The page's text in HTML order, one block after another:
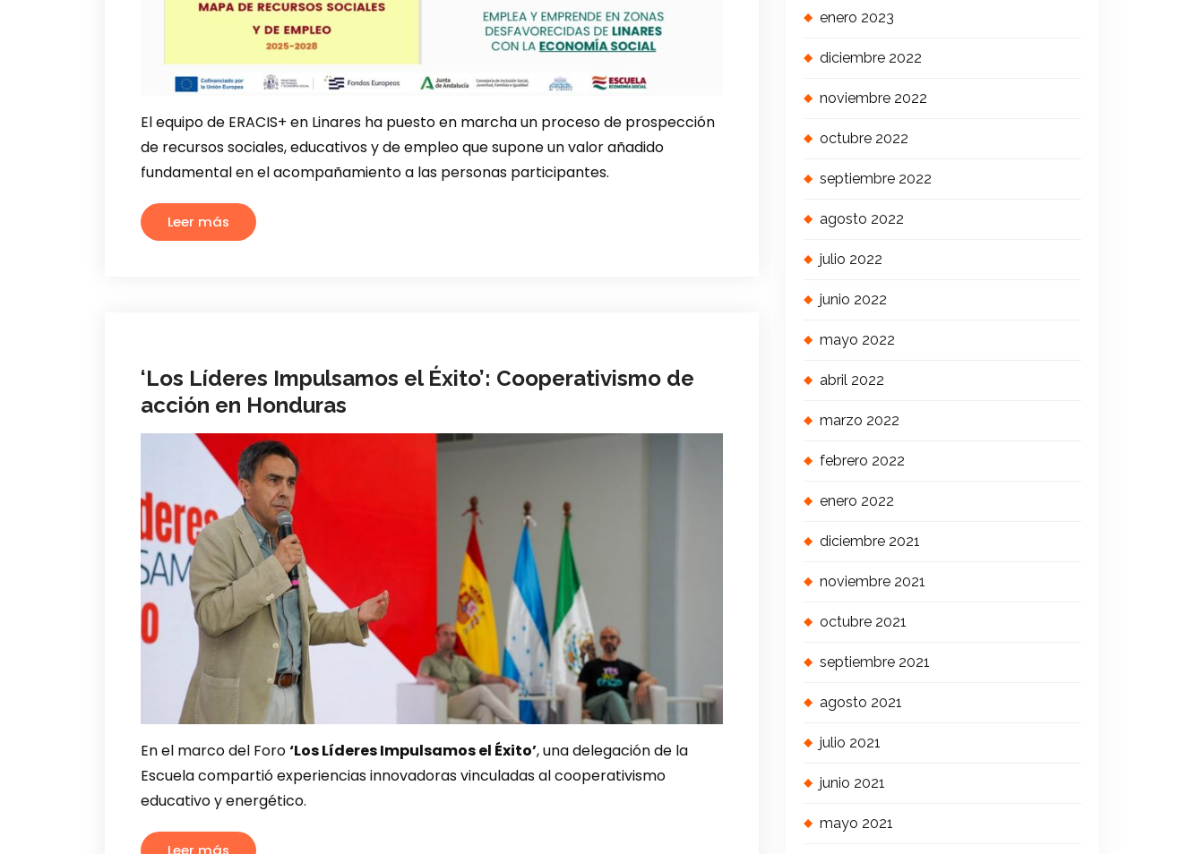
El equipo de ERACIS+ en Linares ha puesto en marcha un proceso de prospección
de recursos sociales, educativos y de empleo que supone un valor añadido
fundamental en el acompañamiento a las personas participantes.
Leer más
‘Los Líderes Impulsamos el Éxito’: Cooperativismo de
acción en Honduras
En el marco del Foro‘Los Líderes Impulsamos el Éxito’, una delegación de la
Escuela compartió experiencias innovadoras vinculadas al cooperativismo
educativo y energético.
Leer más
enero 2023
diciembre 2022
noviembre 2022
octubre 2022
septiembre 2022
agosto 2022
julio 2022
junio 2022
mayo 2022
abril 2022
marzo 2022
febrero 2022
enero 2022
diciembre 2021
noviembre 2021
octubre 2021
septiembre 2021
agosto 2021
julio 2021
junio 2021
mayo 2021